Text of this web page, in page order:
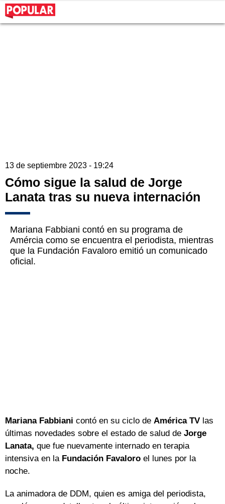
13 de septiembre 2023 - 19:24
Cómo sigue la salud de Jorge
Lanata tras su nueva internación
Mariana Fabbiani contó en su programa de
Amércia como se encuentra el periodista, mientras
que la Fundación Favaloro emitió un comunicado
oficial.
Mariana Fabbiani contó en su ciclo de América TV las
últimas novedades sobre el estado de salud de Jorge
Lanata, que fue nuevamente internado en terapia
intensiva en la Fundación Favaloro el lunes por la
noche.
La animadora de DDM, quien es amiga del periodista,